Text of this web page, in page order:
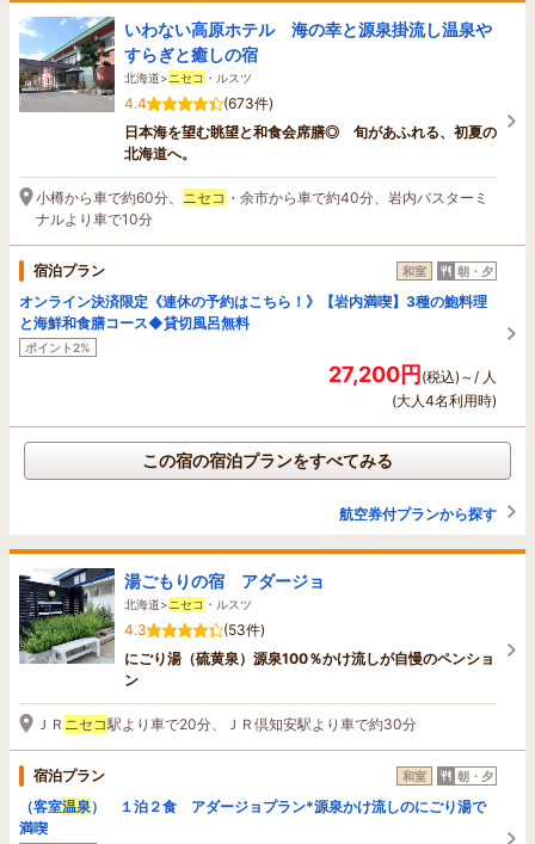
いわない高原ホテル 海の幸と源泉掛流し温泉や
すらぎと癒しの宿
北海道> ニセコ ・ルスツ
4.4
(673件)
日本海を望む眺望と和食会席膳◎ 旬があふれる、初夏の
北海道へ。
小樽から車で約60分、 ニセコ ・余市から車で約40分、岩内バスターミ
ナルより車で10分
宿泊プラン 和室 朝・夕
オンライン決済限定《連休の予約はこちら！》【岩内満喫】3種の鮑料理
と海鮮和食膳コース◆貸切風呂無料
ポイント2%
27,200円(税込)～/ 人
(大人4名利用時)
この宿の宿泊プランをすべてみる
航空券付プランから探す
湯ごもりの宿 アダージョ
北海道> ニセコ ・ルスツ
4.3
(53件)
にごり湯（硫黄泉）源泉100％かけ流しが自慢のペンショ
ン
ＪＲ ニセコ駅より車で20分、ＪＲ倶知安駅より車で約30分
宿泊プラン 和室 朝・夕
（客室温泉 ） １泊２食 アダージョプラン*源泉かけ流しのにごり湯で
満喫